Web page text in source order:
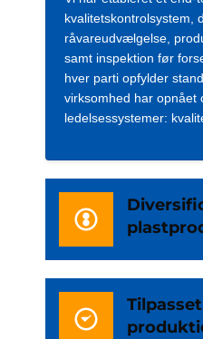
kvalitetskontrolsystem,
råvareudvælgelse,
samt inspektion før
hver parti opfylder
virksomhed har opnået
ledelsessystemer: